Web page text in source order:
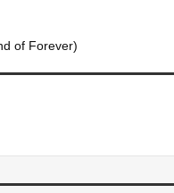
of Forever)